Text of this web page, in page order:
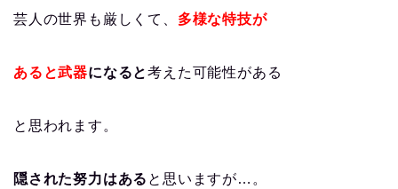
芸人の世界も厳しくて、 多様な特技が
あると武器になると考えた可能性がある
と思われます。
隠された努力はある と思いますが…。